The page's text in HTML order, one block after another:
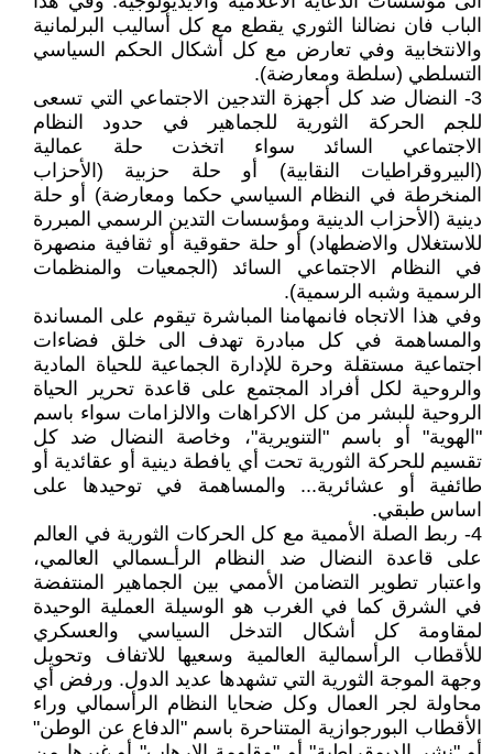
الباب فان نضالنا الثوري يقطع مع كل أساليب البرلمانية
والانتخابية وفي تعارض مع كل أشكال الحكم السياسي
التسلطي (سلطة ومعارضة).
3- النضال ضد كل أجهزة التدجين الاجتماعي التي تسعى
للجم الحركة الثورية للجماهير في حدود النظام
الاجتماعي السائد سواء اتخذت حلة عمالية
(البيروقراطيات النقابية) أو حلة حزبية (الأحزاب
المنخرطة في النظام السياسي حكما ومعارضة) أو حلة
دينية (الأحزاب الدينية ومؤسسات التدين الرسمي المبررة
للاستغلال والاضطهاد) أو حلة حقوقية أو ثقافية منصهرة
في النظام الاجتماعي السائد (الجمعيات والمنظمات
الرسمية وشبه الرسمية).
وفي هذا الاتجاه فانمهامنا المباشرة تيقوم على المساندة
والمساهمة في كل مبادرة تهدف الى خلق فضاءات
اجتماعية مستقلة وحرة للإدارة الجماعية للحياة المادية
والروحية لكل أفراد المجتمع على قاعدة تحرير الحياة
الروحية للبشر من كل الاكراهات والالزامات سواء باسم
"الهوية" أو باسم "التنويرية"، وخاصة النضال ضد كل
تقسيم للحركة الثورية تحت أي يافطة دينية أو عقائدية أو
طائفية أو عشائرية... والمساهمة في توحيدها على
اساس طبقي.
4- ربط الصلة الأممية مع كل الحركات الثورية في العالم
على قاعدة النضال ضد النظام الرأـسمالي العالمي،
واعتبار تطوير التضامن الأممي بين الجماهير المنتفضة
في الشرق كما في الغرب هو الوسيلة العملية الوحيدة
لمقاومة كل أشكال التدخل السياسي والعسكري
للأقطاب الرأسمالية العالمية وسعيها للاتفاف وتحويل
وجهة الموجة الثورية التي تشهدها عديد الدول. ورفض أي
محاولة لجر العمال وكل ضحايا النظام الرأسمالي وراء
الأقطاب البورجوازية المتناحرة باسم "الدفاع عن الوطن"